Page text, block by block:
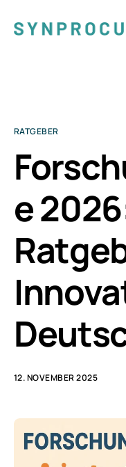
RATGEBER
e
12. NOVEMBER 2025